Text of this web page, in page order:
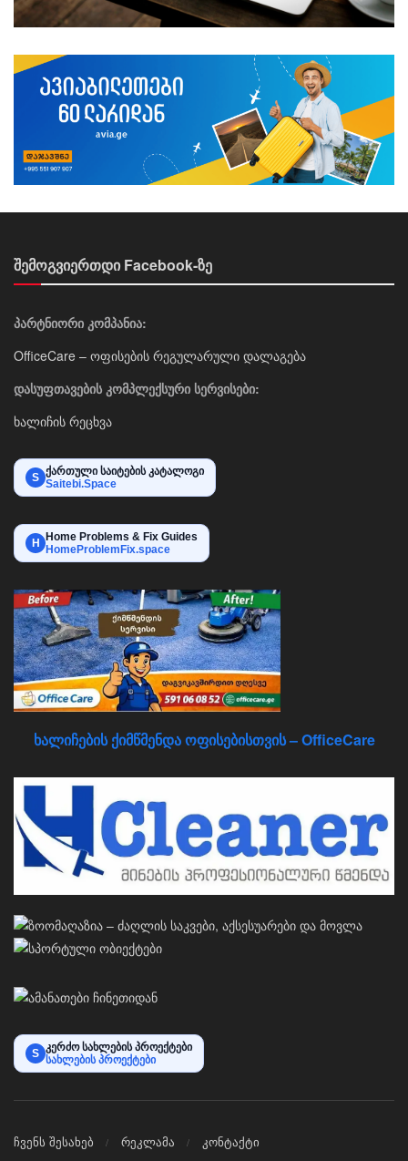
შემოგვიერთდი Facebook-ზე
პარტნიორი კომპანია:
OfficeCare – ოფისების რეგულარული დალაგება
დასუფთავების კომპლექსური სერვისები:
ხალიჩის რეცხვა
S ქართული საიტების კატალოგი
Saitebi.Space
H
Home Problems & Fix Guides
HomeProblemFix.space
ხალიჩების ქიმწმენდა ოფისებისთვის – OfficeCare
S კერძო სახლების პროექტები
სახლების პროექტები
ჩვენს შესახებ რეკლამა კონტაქტი